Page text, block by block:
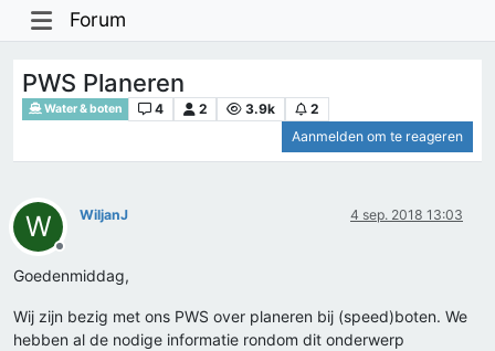
Forum
PWS Planeren
Water & boten 4 2 3.9k
2
Aanmelden om te reageren
W
Offline
WiljanJ 4 sep. 2018 13:03
Goedenmiddag,
Wij zijn bezig met ons PWS over planeren bij (speed)boten. We
hebben al de nodige informatie rondom dit onderwerp